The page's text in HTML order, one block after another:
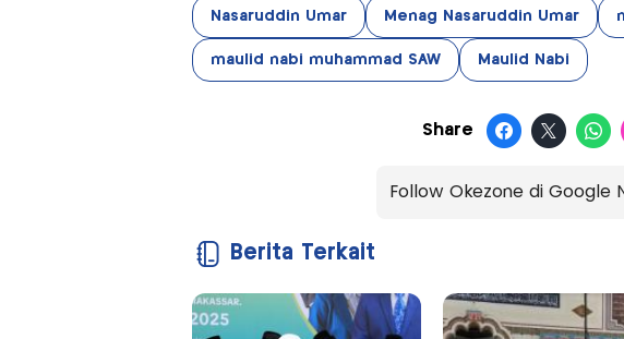
Nasaruddin Umar Menag Nasaruddin Umar
maulid nabi muhammad SAW Maulid Nabi
Share
Follow Okezone di Google
Berita Terkait